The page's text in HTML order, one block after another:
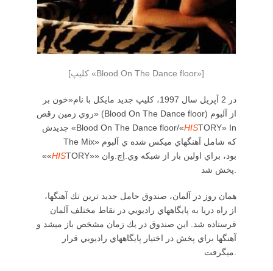
[كليپ «Blood On The Dance floor»]
در 2 آپريل سال 1997، كليپ جديد مايكل با نام«خون بر
روي زمين رقص» (Blood On The Dance floor) از آلبوم
جديدش «Blood On The Dance floor/«HISTORY» In
The Mix» كه شامل آهنگهاي ميكس شده ي آلبوم
««HISTORY»» بود، براي اولين بار از شبكه وي.اِچ.وان
همان روز در آلمان، صندوق حامل جديد ترين تك آهنگها،‌
از راه دريا به پايگاههاي راديويي در نقاط مختلف آلمان
فرستاده شد. اين صندوق در يك زمان مشخص باز ميشد و
آهنگها براي پخش در اختيار پايگاههاي راديويي قرار